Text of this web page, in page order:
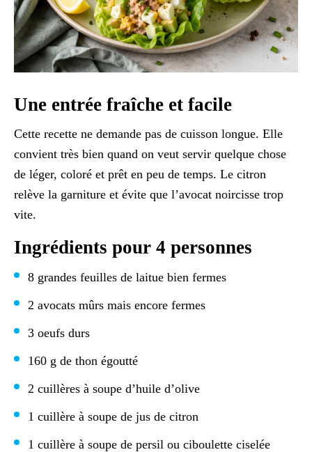
Une entrée fraîche et facile
Cette recette ne demande pas de cuisson longue. Elle
convient très bien quand on veut servir quelque chose
de léger, coloré et prêt en peu de temps. Le citron
relève la garniture et évite que l’avocat noircisse trop
vite.
Ingrédients pour 4 personnes
8 grandes feuilles de laitue bien fermes
2 avocats mûrs mais encore fermes
3 oeufs durs
160 g de thon égoutté
2 cuillères à soupe d’huile d’olive
1 cuillère à soupe de jus de citron
1 cuillère à soupe de persil ou ciboulette ciselée